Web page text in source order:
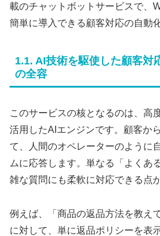
載のチャットボットサービスで、
簡単に導入できる顧客対応の自動
1.1. AI技術を駆使した顧客対
の全容
このサービスの核となるのは、高
活用したAIエンジンです。顧客か
て、人間のオペレーターのように
ムに応答します。単なる「よくあ
雑な質問にも柔軟に対応できる点
例えば、「商品の返品方法を教え
に対して、単に返品ポリシーを表